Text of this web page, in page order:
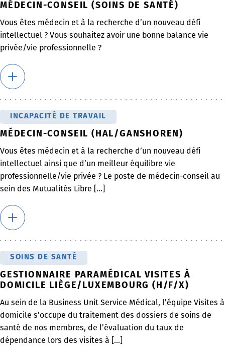
MÉDECIN-CONSEIL (SOINS DE SANTÉ)
Vous êtes médecin et à la recherche d’un nouveau défi
intellectuel ? Vous souhaitez avoir une bonne balance vie
privée/vie professionnelle ?
INCAPACITÉ DE TRAVAIL
MÉDECIN-CONSEIL (HAL/GANSHOREN)
Vous êtes médecin et à la recherche d’un nouveau défi
intellectuel ainsi que d’un meilleur équilibre vie
professionnelle/vie privée ? Le poste de médecin-conseil au
sein des Mutualités Libre [...]
SOINS DE SANTÉ
GESTIONNAIRE PARAMÉDICAL VISITES À
DOMICILE LIÈGE/LUXEMBOURG (H/F/X)
Au sein de la Business Unit Service Médical, l’équipe Visites à
domicile s’occupe du traitement des dossiers de soins de
santé de nos membres, de l’évaluation du taux de
dépendance lors des visites à [...]